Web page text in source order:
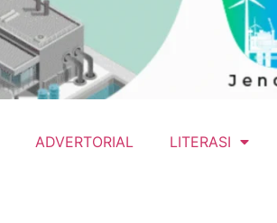
ADVERTORIAL LITERASI